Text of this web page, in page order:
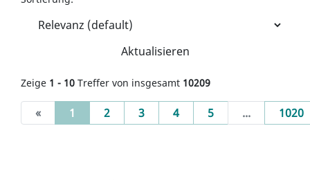
Aktualisieren
Zeige 1 - 10 Treffer von insgesamt 10209
« 1 (current)
2 3 4 5 ... 1020